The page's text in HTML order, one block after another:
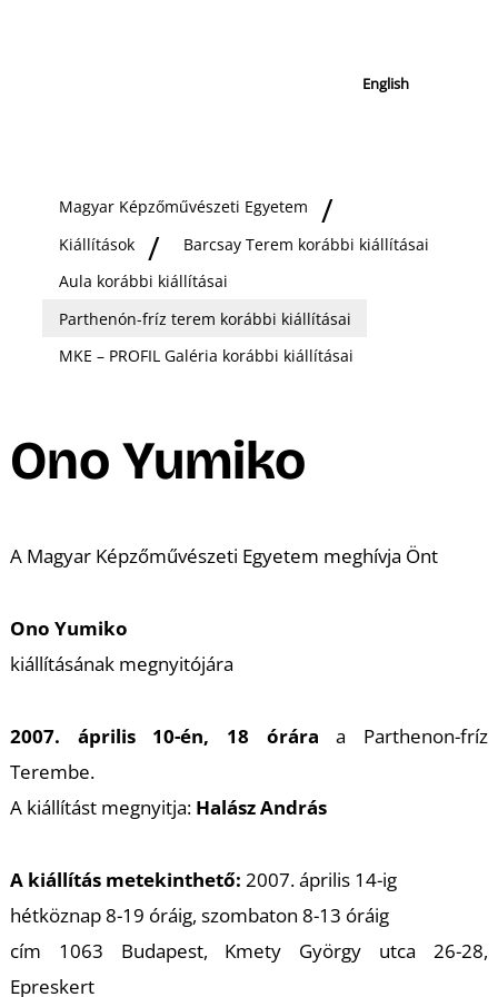
English
Magyar Képzőművészeti Egyetem
Kiállítások
Barcsay Terem korábbi kiállításai
Aula korábbi kiállításai
Parthenón-fríz terem korábbi kiállításai
MKE – PROFIL Galéria korábbi kiállításai
Ono Yumiko
A Magyar Képzőművészeti Egyetem meghívja Önt
Ono Yumiko
kiállításának megnyitójára
2007. április 10-én, 18 órára a Parthenon-fríz
Terembe.
A kiállítást megnyitja: Halász András
A kiállítás metekinthető: 2007. április 14-ig
hétköznap 8-19 óráig, szombaton 8-13 óráig
cím 1063 Budapest, Kmety György utca 26-28,
Epreskert